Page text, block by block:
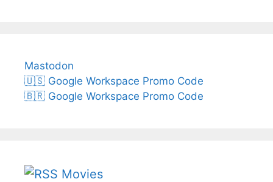
Mastodon
🇺🇸 Google Workspace Promo Code
🇧🇷 Google Workspace Promo Code
Movies